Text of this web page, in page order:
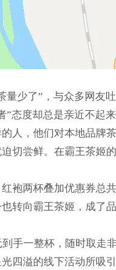
少了”，与众多网友
态度却总是亲近不起
人，他们对本地品牌
切尝鲜。在霸王茶姬
袍两杯叠加优惠券总
转向霸王茶姬，成了
手一整杯，随时取走非
四溢的线下活动所吸